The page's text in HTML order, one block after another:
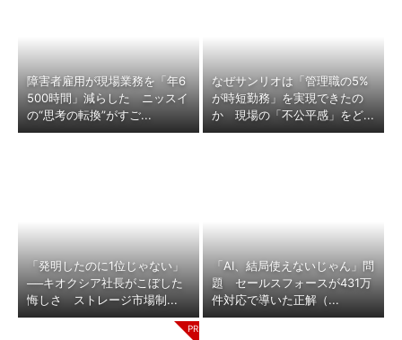
障害者雇用が現場業務を「年6
500時間」減らした ニッスイ
の“思考の転換”がすご...
なぜサンリオは「管理職の5%
が時短勤務」を実現できたの
か 現場の「不公平感」をど...
「発明したのに1位じゃない」
──キオクシア社長がこぼした
悔しさ ストレージ市場制...
「AI、結局使えないじゃん」問
題 セールスフォースが431万
件対応で導いた正解（...